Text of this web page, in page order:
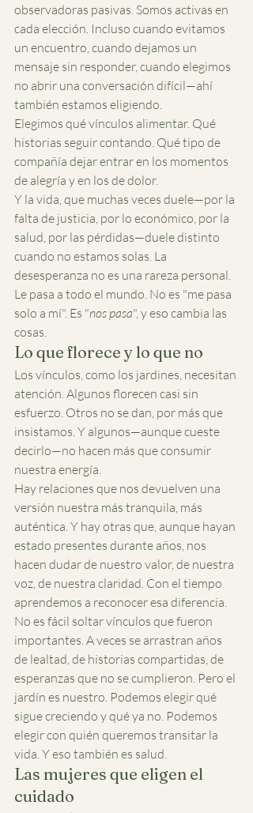
observadoras pasivas. Somos activas en
cada elección. Incluso cuando evitamos
un encuentro, cuando dejamos un
mensaje sin responder, cuando elegimos
no abrir una conversación difícil—ahí
también estamos eligiendo.
Elegimos qué vínculos alimentar. Qué
historias seguir contando. Qué tipo de
compañía dejar entrar en los momentos
de alegría y en los de dolor.
Y la vida, que muchas veces duele—por la
falta de justicia, por lo económico, por la
salud, por las pérdidas—duele distinto
cuando no estamos solas. La
desesperanza no es una rareza personal.
Le pasa a todo el mundo. No es "me pasa
solo a mí". Es "nos pasa", y eso cambia las
cosas.
Lo que florece y lo que no
Los vínculos, como los jardines, necesitan
atención. Algunos florecen casi sin
esfuerzo. Otros no se dan, por más que
insistamos. Y algunos—aunque cueste
decirlo—no hacen más que consumir
nuestra energía.
Hay relaciones que nos devuelven una
versión nuestra más tranquila, más
auténtica. Y hay otras que, aunque hayan
estado presentes durante años, nos
hacen dudar de nuestro valor, de nuestra
voz, de nuestra claridad. Con el tiempo
aprendemos a reconocer esa diferencia.
No es fácil soltar vínculos que fueron
importantes. A veces se arrastran años
de lealtad, de historias compartidas, de
esperanzas que no se cumplieron. Pero el
jardín es nuestro. Podemos elegir qué
sigue creciendo y qué ya no. Podemos
elegir con quién queremos transitar la
vida. Y eso también es salud.
Las mujeres que eligen el
cuidado